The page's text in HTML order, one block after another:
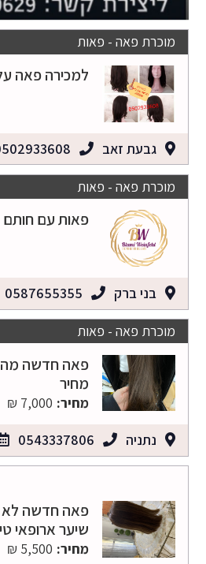
מוכרת פאה - פאות
למכירה פאה על
גבעת זאב
מוכרת פאה - פאות
פאות עם חותם
בני ברק 0587655355
מוכרת פאה - פאות
פאה חדשה
מחיר
מחיר: 7,000 ₪
נתניה 0543337806
פאה חדשה לא
שיער ארופאי
מחיר: 5,500 ₪